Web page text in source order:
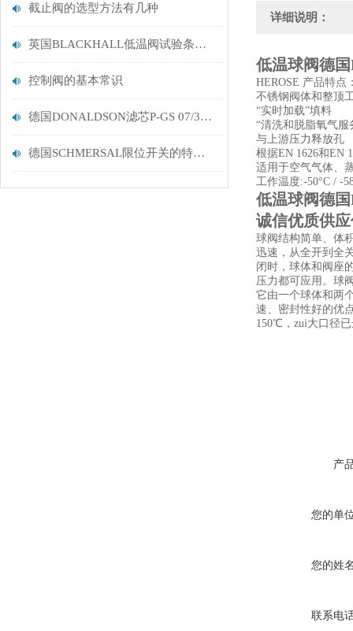
截止阀的选型方法有几种
英国BLACKHALL低温阀试验条件及步骤
控制阀的基本常识
德国DONALDSON滤芯P-GS 07/30 VE*
德国SCHMERSAL限位开关的特点有哪些？
详细说明：
低温球阀德
HEROSE 产品特点
不锈钢阀体和整顶
“实时加载”填料
“清洗和脱脂氧气服
与上游压力释放孔
根据EN 1626和EN
适用于空气气体、
工作温度:-50°C / -
低温球阀德
诚信优质供
球阀结构简单、体
迅速，从全开到全
闭时，球体和阀座
压力都可应用。球
它由一个球体和两
速、密封性好的优
150℃，zui大口径已
产
您的单
您的姓
联系电